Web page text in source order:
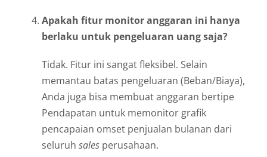
Apakah fitur monitor anggaran ini hanya
berlaku untuk pengeluaran uang saja?
Tidak. Fitur ini sangat fleksibel. Selain
memantau batas pengeluaran (Beban/Biaya),
Anda juga bisa membuat anggaran bertipe
Pendapatan untuk memonitor grafik
pencapaian omset penjualan bulanan dari
seluruh sales perusahaan.